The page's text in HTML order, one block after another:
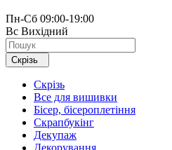
Пн-Сб 09:00-19:00
Вс Вихідний
Скрізь
Скрізь
Все для вишивки
Бісер, бісероплетіння
Скрапбукінг
Декупаж
Декорування